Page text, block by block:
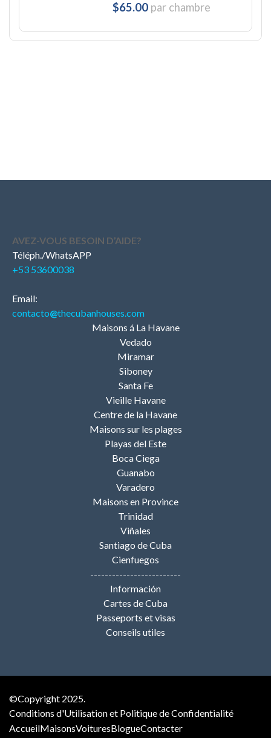
$65.00 par chambre
AVEZ-VOUS BESOIN D’AIDE?
Téléph./WhatsAPP
+53 53600038
Email:
contacto@thecubanhouses.com
Maisons á La Havane
Vedado
Miramar
Siboney
Santa Fe
Vieille Havane
Centre de la Havane
Maisons sur les plages
Playas del Este
Boca Ciega
Guanabo
Varadero
Maisons en Province
Trinidad
Viñales
Santiago de Cuba
Cienfuegos
-------------------------
Información
Cartes de Cuba
Passeports et visas
Conseils utiles
©Copyright 2025.
Conditions d'Utilisation et Politique de Confidentialité
AccueilMaisonsVoituresBlogueContacter